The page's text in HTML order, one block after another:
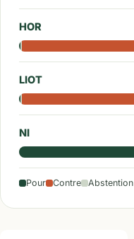
HOR
LIOT
NI
Pour Contre Abstention